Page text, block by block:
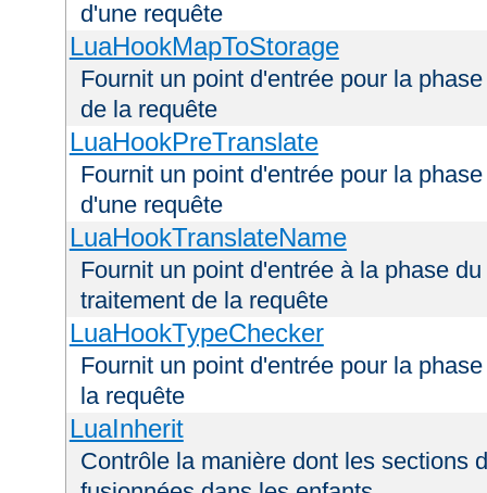
d'une requête
LuaHookMapToStorage
Fournit un point d'entrée pour la
de la requête
LuaHookPreTranslate
Fournit un point d'entrée pour la
d'une requête
LuaHookTranslateName
Fournit un point d'entrée à la phase
traitement de la requête
LuaHookTypeChecker
Fournit un point d'entrée pour la
la requête
LuaInherit
Contrôle la manière dont les sections